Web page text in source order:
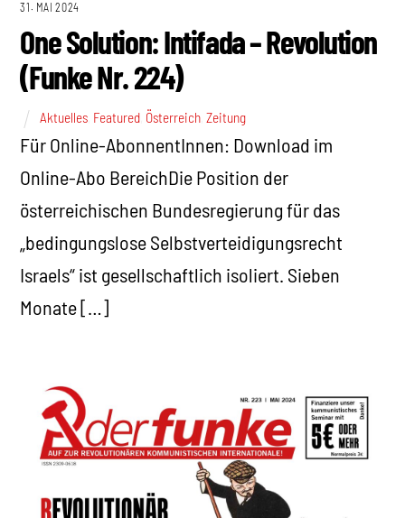
31. MAI 2024
One Solution: Intifada – Revolution
(Funke Nr. 224)
Aktuelles Featured Österreich ,Zeitung
Für Online-AbonnentInnen: Download im
Online-Abo BereichDie Position der
österreichischen Bundesregierung für das
„bedingungslose Selbstverteidigungsrecht
Israels“ ist gesellschaftlich isoliert. Sieben
Monate […]